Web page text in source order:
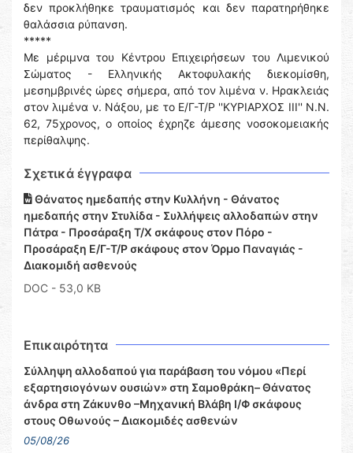
δεν προκλήθηκε τραυματισμός και δεν παρατηρήθηκε
θαλάσσια ρύπανση.
*****
Με μέριμνα του Κέντρου Επιχειρήσεων του Λιμενικού
Σώματος - Ελληνικής Ακτοφυλακής διεκομίσθη,
μεσημβρινές ώρες σήμερα, από τον λιμένα ν. Ηρακλειάς
στον λιμένα ν. Νάξου, με το Ε/Γ-Τ/Ρ ''ΚΥΡΙΑΡΧΟΣ ΙΙΙ'' Ν.Ν.
62, 75χρονος, ο οποίος έχρηζε άμεσης νοσοκομειακής
περίθαλψης.
Σχετικά έγγραφα
Θάνατος ημεδαπής στην Κυλλήνη - Θάνατος
ημεδαπής στην Στυλίδα - Συλλήψεις αλλοδαπών στην
Πάτρα - Προσάραξη Τ/Χ σκάφους στον Πόρο -
Προσάραξη Ε/Γ-Τ/Ρ σκάφους στον Όρμο Παναγιάς -
Διακομιδή ασθενούς
DOC - 53,0 KB
Επικαιρότητα
Σύλληψη αλλοδαπού για παράβαση του νόμου «Περί
εξαρτησιογόνων ουσιών» στη Σαμοθράκη– Θάνατος
άνδρα στη Ζάκυνθο –Μηχανική Βλάβη Ι/Φ σκάφους
στους Οθωνούς – Διακομιδές ασθενών
05/08/26